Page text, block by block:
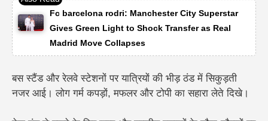
Fc barcelona rodri: Manchester City Superstar
Gives Green Light to Shock Transfer as Real
Madrid Move Collapses
बस स्टैंड और रेलवे स्टेशनों पर यात्रियों की भीड़ ठंड में सिकुड़ती
नजर आई। लोग गर्म कपड़ों, मफलर और टोपी का सहारा लेते दिखे।